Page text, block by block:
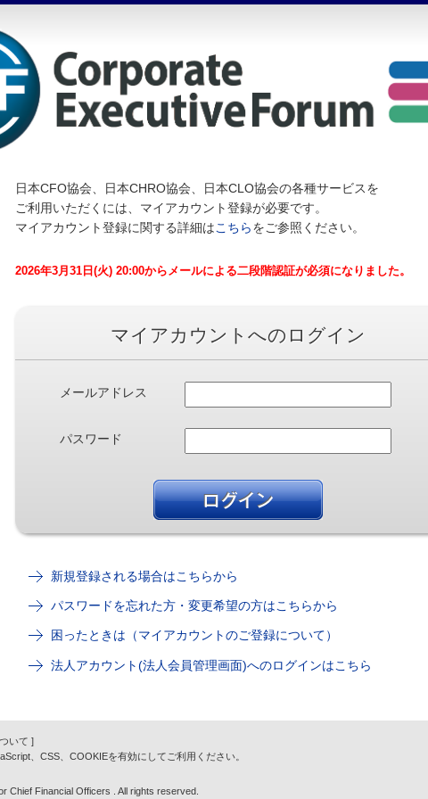
日本CFO協会、日本CHRO協会、日本CLO協会の各種サービスを
ご利用いただくには、マイアカウント登録が必要です。
マイアカウント登録に関する詳細はこちらをご参照ください。
2026年3月31日(火) 20:00からメールによる二段階認証が必須になりました。
マイアカウントへのログイン
メールアドレス
パスワード
新規登録される場合はこちらから
パスワードを忘れた方・変更希望の方はこちらから
困ったときは（マイアカウントのご登録について）
法人アカウント(法人会員管理画面)へのログインはこちら
いて ]
、CSS、COOKIEを有効にしてご利用ください。
Chief Financial Officers . All rights reserved.